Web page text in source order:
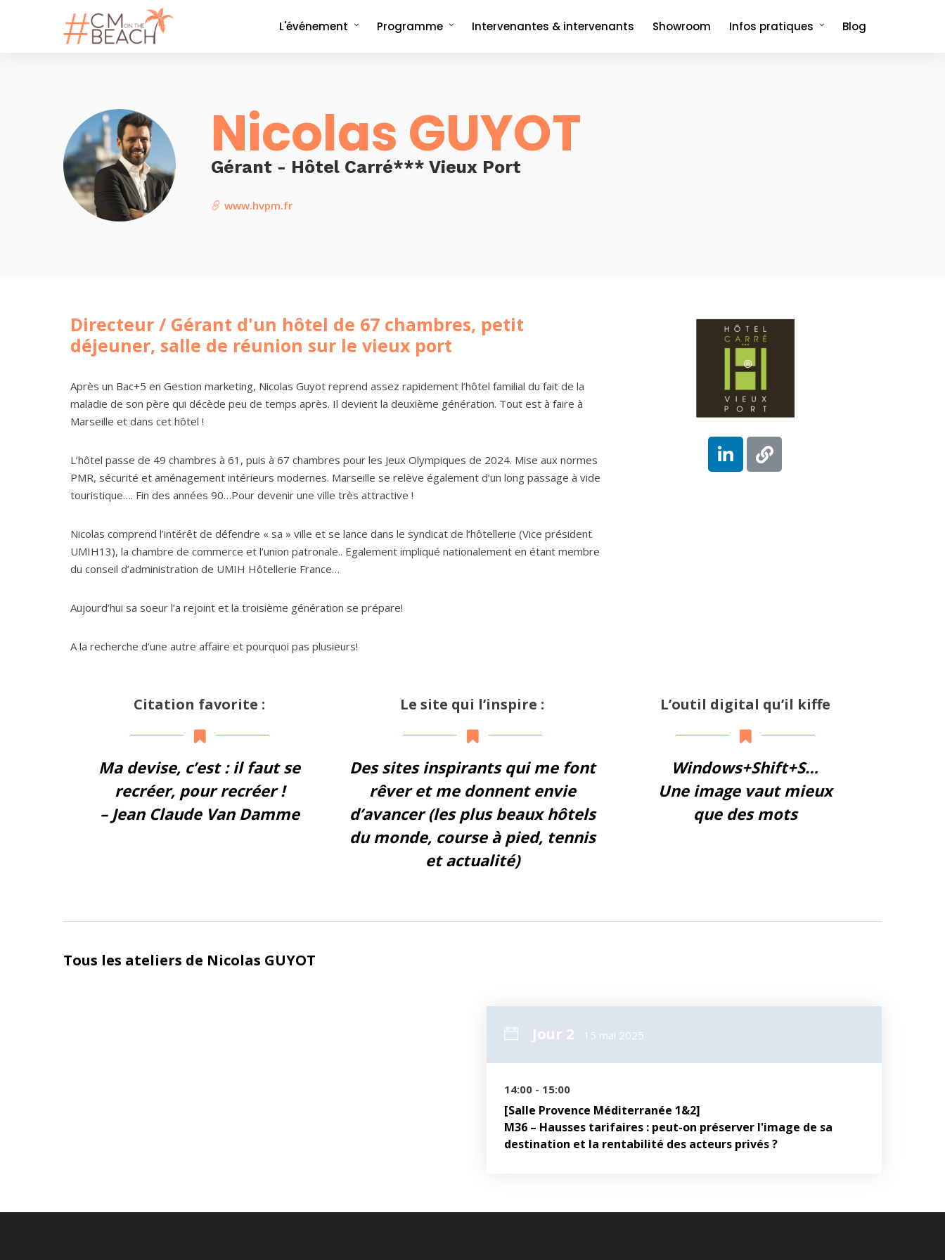
L'événement
Nos engagements
Galeries photos
Programme
Les replays de
CMonTheBeach
Les replays de l'édition 2021
Les replays de l'édition 2023
Intervenantes & intervenants Showroom Infos pratiques Blog
Nicolas GUYOT
Gérant - Hôtel Carré*** Vieux Port
www.hvpm.fr
Directeur / Gérant d'un hôtel de 67 chambres, petit
déjeuner, salle de réunion sur le vieux port
Après un Bac+5 en Gestion marketing, Nicolas Guyot reprend assez rapidement l’hôtel familial du fait de la
maladie de son père qui décède peu de temps après. Il devient la deuxième génération. Tout est à faire à
Marseille et dans cet hôtel !
L’hôtel passe de 49 chambres à 61, puis à 67 chambres pour les Jeux Olympiques de 2024. Mise aux normes
PMR, sécurité et aménagement intérieurs modernes. Marseille se relève également d’un long passage à vide
touristique…. Fin des années 90…Pour devenir une ville très attractive !
Nicolas comprend l’intérêt de défendre « sa » ville et se lance dans le syndicat de l’hôtellerie (Vice président
UMIH13), la chambre de commerce et l’union patronale.. Egalement impliqué nationalement en étant membre
du conseil d’administration de UMIH Hôtellerie France…
Aujourd’hui sa soeur l’a rejoint et la troisième génération se prépare!
A la recherche d’une autre affaire et pourquoi pas plusieurs!
Citation favorite :
Ma devise, c’est : il faut se
recréer, pour recréer !
– Jean Claude Van Damme
Le site qui l’inspire :
Des sites inspirants qui me font
rêver et me donnent envie
d’avancer (les plus beaux hôtels
du monde, course à pied, tennis
et actualité)
L’outil digital qu’il kiffe
Windows+Shift+S…
Une image vaut mieux
que des mots
Tous les ateliers de Nicolas GUYOT
Jour 2 15 mai 2025
14:00 - 15:00
[Salle Provence Méditerranée 1&2]
M36 – Hausses tarifaires : peut-on préserver l'image de sa
destination et la rentabilité des acteurs privés ?